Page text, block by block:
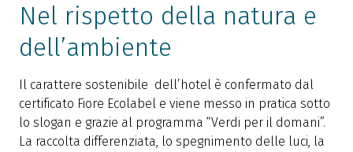
Nel rispetto della natura e
dell’ambiente
Il carattere sostenibile dell’hotel è confermato dal
certificato Fiore Ecolabel e viene messo in pratica sotto
lo slogan e grazie al programma “Verdi per il domani”.
La raccolta differenziata, lo spegnimento delle luci, la